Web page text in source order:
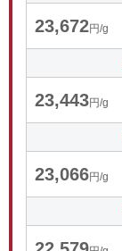
23,672円/g
23,443円/g
23,066円/g